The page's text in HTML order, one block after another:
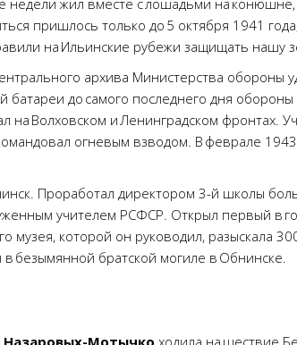
недели жил вместе с лошадьми на
пришлось только до 5 октября 1941
на Ильинские рубежи защищать нашу
архива Министерства обороны
батареи до самого последнего дня
на Волховском и Ленинградском фронтах.
огневым взводом. В феврале
Проработал директором 3-й школы
учителем РСФСР. Открыл первый в
музея, которой он руководил, разыскала
безымянной братской могиле в Обнинске.
Назаровых-Мотычко ходила на шествие